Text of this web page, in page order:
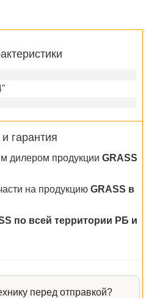
гарантия
дилером продукции GRASS
на продукцию GRASS в
по всей территории РБ и
перед отправкой?